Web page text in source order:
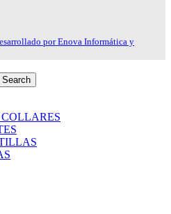
por Enova Informática y
Search